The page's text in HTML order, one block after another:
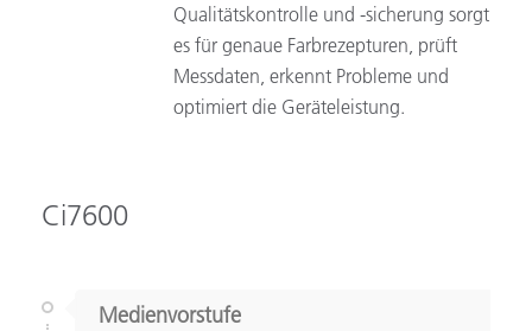
Qualitätskontrolle und -sicherung sorgt
es für genaue Farbrezepturen, prüft
Messdaten, erkennt Probleme und
optimiert die Geräteleistung.
Ci7600
Medienvorstufe